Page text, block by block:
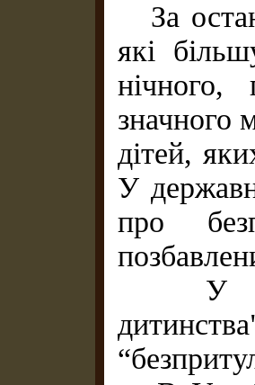
За
які
нічного,
значного
дітей,
У
про
У